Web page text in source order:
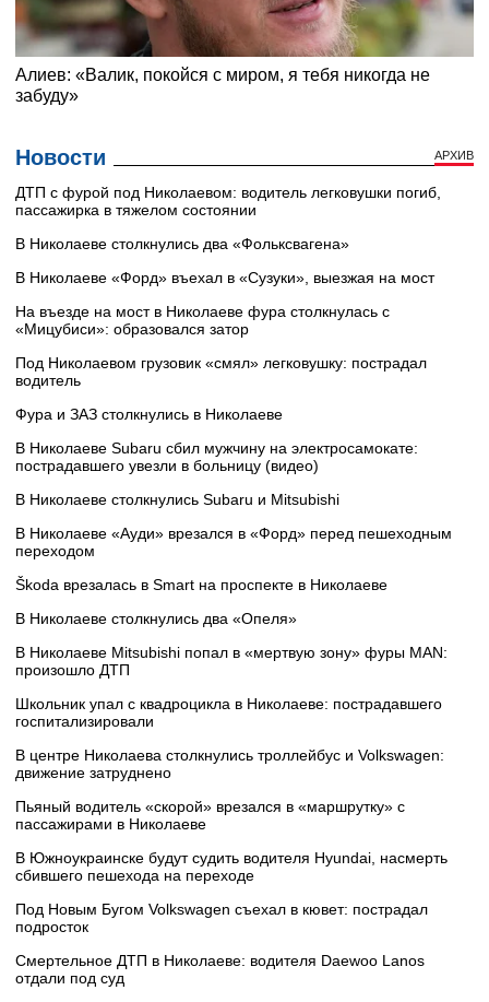
Новости АРХИВ
ДТП с фурой под Николаевом: водитель легковушки погиб,
пассажирка в тяжелом состоянии
В Николаеве столкнулись два «Фольксвагена»
В Николаеве «Форд» въехал в «Сузуки», выезжая на мост
На въезде на мост в Николаеве фура столкнулась с
«Мицубиси»: образовался затор
Под Николаевом грузовик «смял» легковушку: пострадал
водитель
Фура и ЗАЗ столкнулись в Николаеве
В Николаеве Subaru сбил мужчину на электросамокате:
пострадавшего увезли в больницу (видео)
В Николаеве столкнулись Subaru и Mitsubishi
В Николаеве «Ауди» врезался в «Форд» перед пешеходным
переходом
Škoda врезалась в Smart на проспекте в Николаеве
В Николаеве столкнулись два «Опеля»
В Николаеве Mitsubishi попал в «мертвую зону» фуры MAN:
произошло ДТП
Школьник упал с квадроцикла в Николаеве: пострадавшего
госпитализировали
В центре Николаева столкнулись троллейбус и Volkswagen:
движение затруднено
Пьяный водитель «скорой» врезался в «маршрутку» с
пассажирами в Николаеве
В Южноукраинске будут судить водителя Hyundai, насмерть
сбившего пешехода на переходе
Под Новым Бугом Volkswagen съехал в кювет: пострадал
подросток
Смертельное ДТП в Николаеве: водителя Daewoo Lanos
отдали под суд